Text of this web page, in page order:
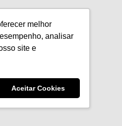
melhor
analisar
site e
Aceitar Cookies
sobre